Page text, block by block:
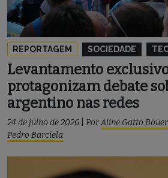
REPORTAGEM SOCIEDADE
Levantamento
protagonizam debate
argentino nas redes
24 de julho de 2026 PorAline Gatto
Pedro Barciela